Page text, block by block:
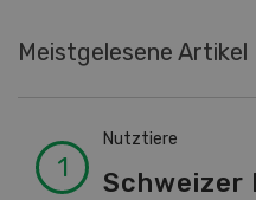
Meistgelesene Artikel
Nutztiere
Schweizer